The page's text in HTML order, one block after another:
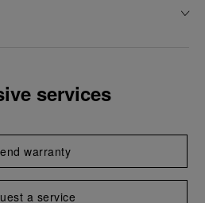
services
warranty
a service